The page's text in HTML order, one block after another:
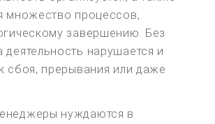
множество процессов,
завершению. Без
деятельность нарушается и
сбоя, прерывания или даже
нуждаются в